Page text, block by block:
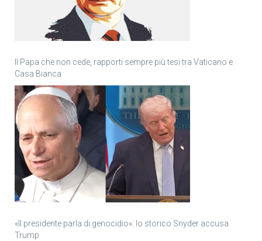
Il Papa che non cede, rapporti sempre più tesi tra Vaticano e
Casa Bianca
«Il presidente parla di genocidio»: lo storico Snyder accusa
Trump